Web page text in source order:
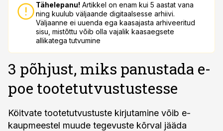
Tähelepanu! Artikkel on enam kui 5 aastat vana
ning kuulub väljaande digitaalsesse arhiivi.
Väljaanne ei uuenda ega kaasajasta arhiveeritud
sisu, mistõttu võib olla vajalik kaasaegsete
allikatega tutvumine
3 põhjust, miks panustada e-
poe tootetutvustustesse
Köitvate tootetutvustuste kirjutamine võib e-
kaupmeestel muude tegevuste kõrval jääda